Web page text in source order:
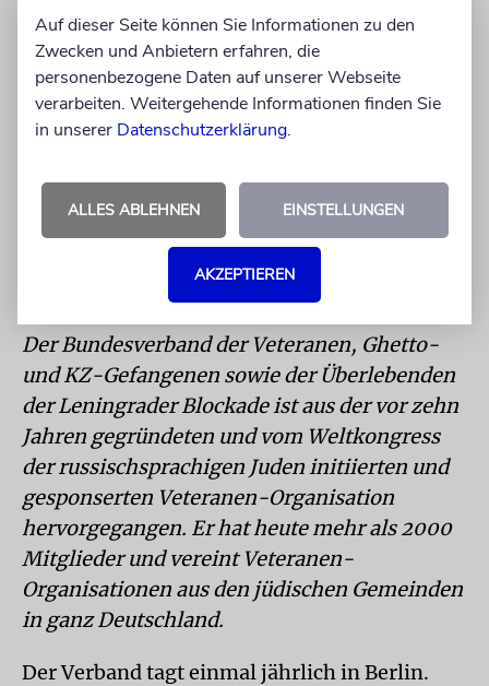
Der Dichter und Zeitzeuge Zolotkovsky ist
begeistert, wie der Zentralratspräsident diese
interkulturelle Herausforderung
meistert: »Er macht das ganz richtig, wie er
den Wodka kippt!« Freudig ruft er mit den
Freude ist ganz auf Graumanns Seite. Eine
zweite Runde lehnt er allerdings ab und
verspricht: »Ich werde wiederkommen!«
Der Bundesverband der Veteranen, Ghetto-
und KZ-Gefangenen sowie der Überlebenden
der Leningrader Blockade ist aus der vor zehn
Jahren gegründeten und vom Weltkongress
der russischsprachigen Juden initiierten und
gesponserten Veteranen-Organisation
hervorgegangen. Er hat heute mehr als 2000
Mitglieder und vereint Veteranen-
Organisationen aus den jüdischen Gemeinden
in ganz Deutschland.
Der Verband tagt einmal jährlich in Berlin.
Auf dieser Seite können Sie Informationen zu den
Zwecken und Anbietern erfahren, die
personenbezogene Daten auf unserer Webseite
verarbeiten. Weitergehende Informationen finden Sie
in unserer Datenschutzerklärung.
ALLES ABLEHNEN EINSTELLUNGEN
AKZEPTIEREN